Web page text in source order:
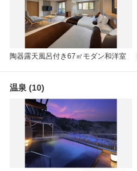
陶器露天風呂付き67㎡モダン和洋室
温泉 (10)